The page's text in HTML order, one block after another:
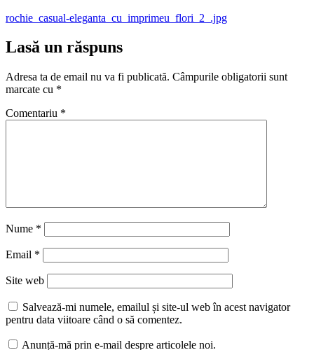
rochie_casual-eleganta_cu_imprimeu_flori_2_.jpg
Lasă un răspuns
Adresa ta de email nu va fi publicată. Câmpurile obligatorii sunt
marcate cu *
Comentariu *
Nume *
Email *
Site web
Salvează-mi numele, emailul și site-ul web în acest navigator
pentru data viitoare când o să comentez.
Anunță-mă prin e-mail despre articolele noi.